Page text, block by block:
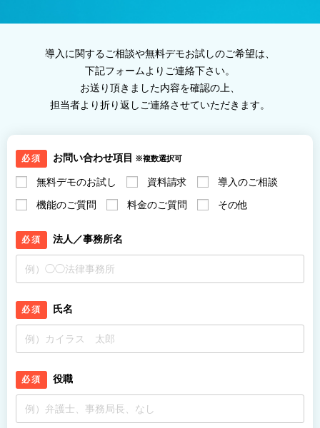
導入に関するご相談や無料デモお試しのご希望は、
下記フォームよりご連絡下さい。
お送り頂きました内容を確認の上、
担当者より折り返しご連絡させていただきます。
必須 お問い合わせ項目 ※複数選択可
無料デモのお試し 資料請求
導入のご相談
機能のご質問
料金のご質問 その他
必須 法人／事務所名
必須 氏名
必須 役職